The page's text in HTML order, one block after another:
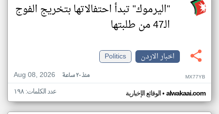
"اليرموك" تبدأ احتفالاتها بتخريج الفوج
الـ47 من طلبتها
اخبار الاردن
Politics
Aug 08, 2026
منذ ٢٠ ساعة MX77YB
الوقائع الإخبارية• alwakaai.com عدد الكلمات: ١٩٨